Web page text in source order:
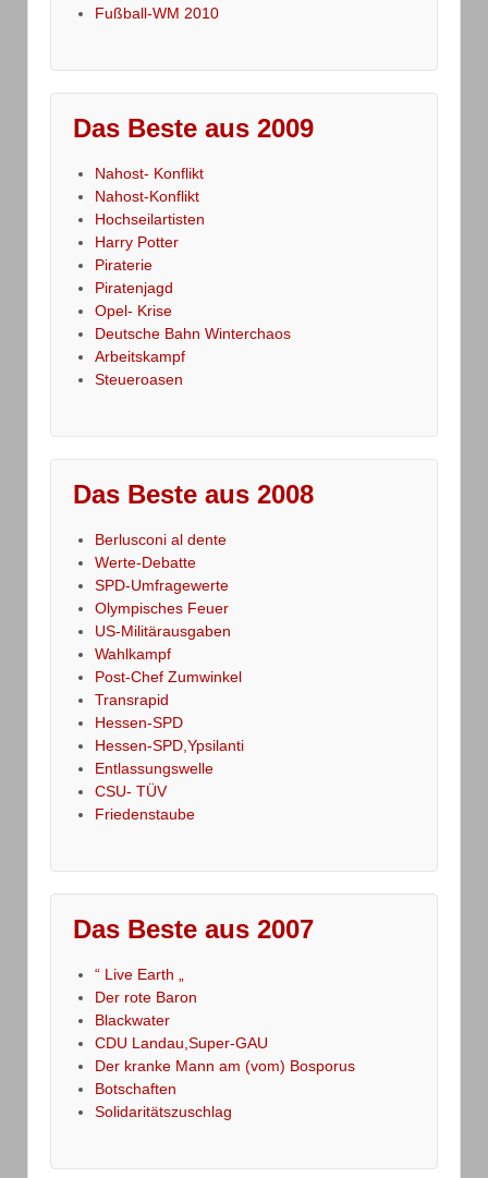
Fußball-WM 2010
Das Beste aus 2009
Nahost- Konflikt
Nahost-Konflikt
Hochseilartisten
Harry Potter
Piraterie
Piratenjagd
Opel- Krise
Deutsche Bahn Winterchaos
Arbeitskampf
Steueroasen
Das Beste aus 2008
Berlusconi al dente
Werte-Debatte
SPD-Umfragewerte
Olympisches Feuer
US-Militärausgaben
Wahlkampf
Post-Chef Zumwinkel
Transrapid
Hessen-SPD
Hessen-SPD,Ypsilanti
Entlassungswelle
CSU- TÜV
Friedenstaube
Das Beste aus 2007
“ Live Earth „
Der rote Baron
Blackwater
CDU Landau,Super-GAU
Der kranke Mann am (vom) Bosporus
Botschaften
Solidaritätszuschlag